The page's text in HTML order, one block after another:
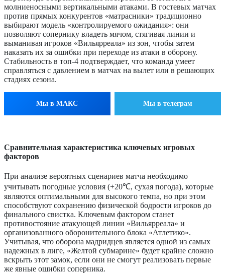
молниеносными вертикальными атаками. В гостевых матчах
против прямых конкурентов «матрасники» традиционно
выбирают модель «контролируемого ожидания»: они
позволяют сопернику владеть мячом, стягивая линии и
выманивая игроков «Вильярреала» из зон, чтобы затем
наказать их за ошибки при переходе из атаки в оборону.
Стабильность в топ-4 подтверждает, что команда умеет
справляться с давлением в матчах на вылет или в решающих
стадиях сезона.
Мы в МАКС Мы в телеграм
Сравнительная характеристика ключевых игровых
факторов
При анализе вероятных сценариев матча необходимо
учитывать погодные условия (+20℃, сухая погода), которые
являются оптимальными для высокого темпа, но при этом
способствуют сохранению физической бодрости игроков до
финального свистка. Ключевым фактором станет
противостояние атакующей линии «Вильярреала» и
организованного оборонительного блока «Атлетико».
Учитывая, что оборона мадридцев является одной из самых
надежных в лиге, «Желтой субмарине» будет крайне сложно
вскрыть этот замок, если они не смогут реализовать первые
же явные ошибки соперника.